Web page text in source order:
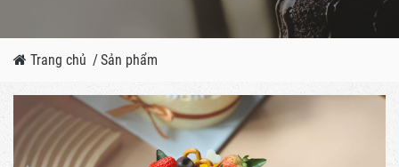
Trang chủ /Sản phẩm